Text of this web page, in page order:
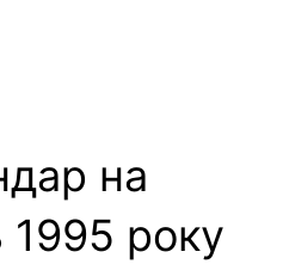
на
1995 року